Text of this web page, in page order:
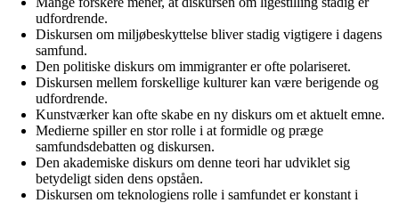
udfordrende.
Diskursen om miljøbeskyttelse bliver stadig vigtigere i dagens
samfund.
Den politiske diskurs om immigranter er ofte polariseret.
Diskursen mellem forskellige kulturer kan være berigende og
udfordrende.
Kunstværker kan ofte skabe en ny diskurs om et aktuelt emne.
Medierne spiller en stor rolle i at formidle og præge
samfundsdebatten og diskursen.
Den akademiske diskurs om denne teori har udviklet sig
betydeligt siden dens opståen.
Diskursen om teknologiens rolle i samfundet er konstant i